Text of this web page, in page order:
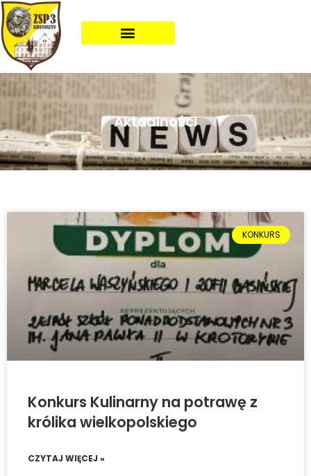
Aktualności
KONKURS
Konkurs Kulinarny na potrawę z
królika wielkopolskiego
CZYTAJ WIĘCEJ »